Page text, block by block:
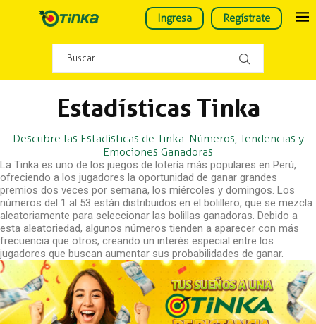
Ingresa Regístrate
Estadísticas Tinka
Descubre las Estadísticas de Tinka: Números, Tendencias y
Emociones Ganadoras
La Tinka es uno de los juegos de lotería más populares en Perú,
ofreciendo a los jugadores la oportunidad de ganar grandes
premios dos veces por semana, los miércoles y domingos. Los
números del 1 al 53 están distribuidos en el bolillero, que se mezcla
aleatoriamente para seleccionar las bolillas ganadoras. Debido a
esta aleatoriedad, algunos números tienden a aparecer con más
frecuencia que otros, creando un interés especial entre los
jugadores que buscan aumentar sus probabilidades de ganar.